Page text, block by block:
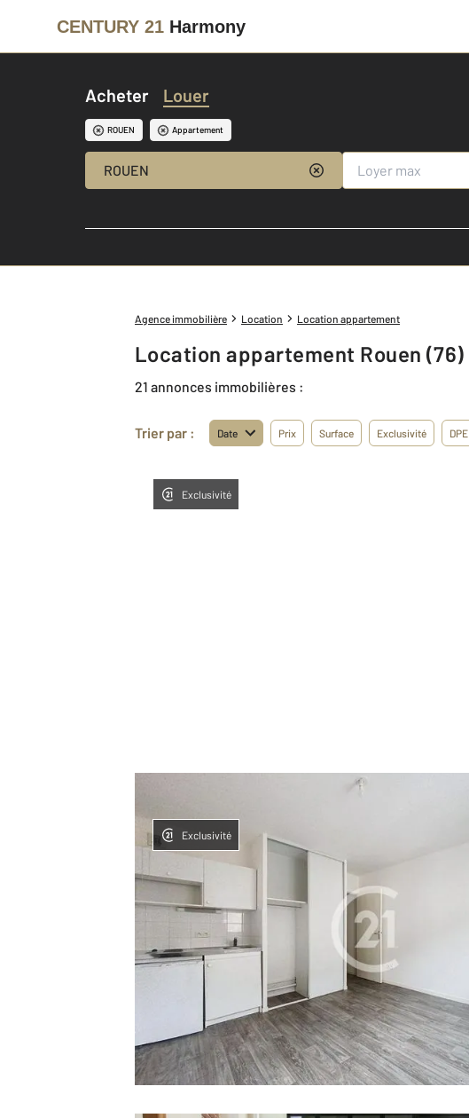
CENTURY 21 Harmony
Acheter Louer
ROUEN Appartement
ROUEN
Agence immobilière Location Location appartement
Location appartement Rouen (76)
21 annonces immobilières :
Trier par : Date Prix Surface Exclusivité DPE
Exclusivité
Exclusivité